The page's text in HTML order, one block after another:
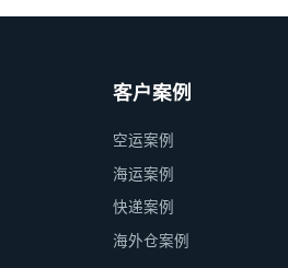
客户案例
空运案例
海运案例
快递案例
海外仓案例